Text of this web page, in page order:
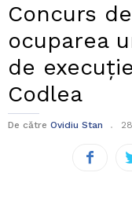
Concurs
ocuparea
de
Codlea
De către Ovidiu Stan